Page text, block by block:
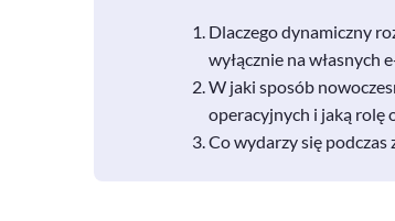
Dlaczego dynamiczny
wyłącznie na własnych
W jaki sposób
operacyjnych i jaką rolę
Co wydarzy się podczas